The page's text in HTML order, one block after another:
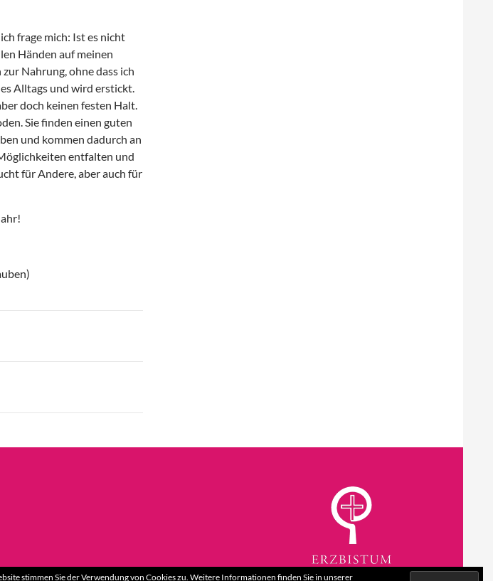
frage mich: Ist es nicht
Händen auf meinen
Nahrung, ohne dass ich
Alltags und wird erstickt.
doch keinen festen Halt.
Sie finden einen guten
und kommen dadurch an
entfalten und
für Andere, aber auch für
stimmen Sie der Verwendung von Cookies zu. Weitere Informationen finden Sie in unserer